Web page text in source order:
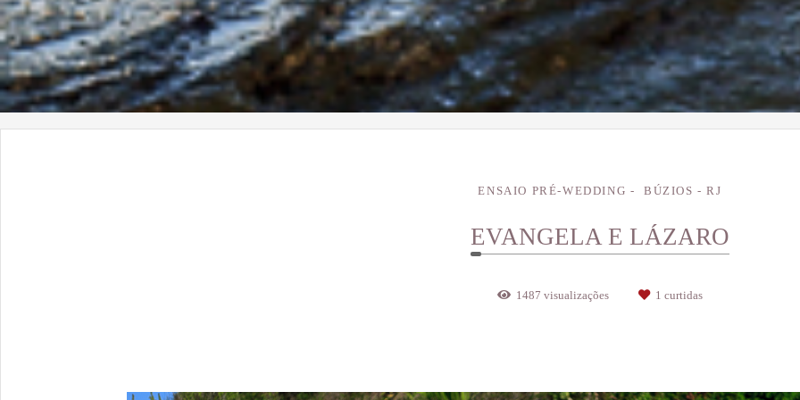
ENSAIO PRÉ-WEDDING BÚZIOS - RJ
EVANGELA E LÁZARO
1487 visualizações 1 curtidas